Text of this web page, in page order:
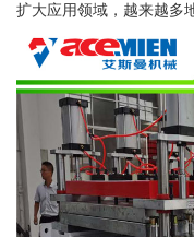
扩大应用领域，越来越多